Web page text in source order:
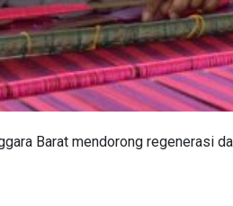
Barat mendorong regenerasi